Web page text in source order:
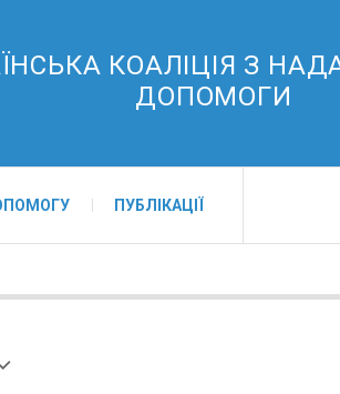
КОАЛІЦІЯ З
ДОПОМОГИ
ПУБЛІКАЦІЇ